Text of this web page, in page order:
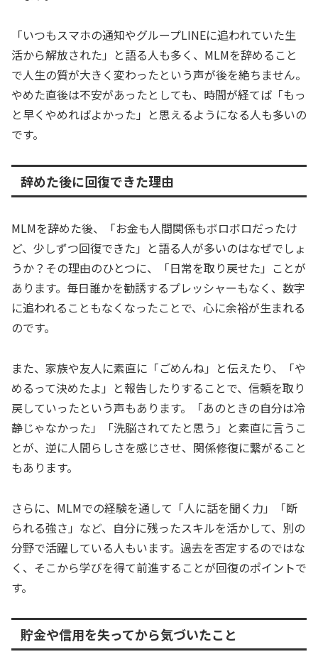
「いつもスマホの通知やグループLINEに追われていた生
活から解放された」と語る人も多く、MLMを辞めること
で人生の質が大きく変わったという声が後を絶ちません。
やめた直後は不安があったとしても、時間が経てば「もっ
と早くやめればよかった」と思えるようになる人も多いの
です。
辞めた後に回復できた理由
MLMを辞めた後、「お金も人間関係もボロボロだったけ
ど、少しずつ回復できた」と語る人が多いのはなぜでしょ
うか？その理由のひとつに、「日常を取り戻せた」ことが
あります。毎日誰かを勧誘するプレッシャーもなく、数字
に追われることもなくなったことで、心に余裕が生まれる
のです。
また、家族や友人に素直に「ごめんね」と伝えたり、「や
めるって決めたよ」と報告したりすることで、信頼を取り
戻していったという声もあります。「あのときの自分は冷
静じゃなかった」「洗脳されてたと思う」と素直に言うこ
とが、逆に人間らしさを感じさせ、関係修復に繋がること
もあります。
さらに、MLMでの経験を通して「人に話を聞く力」「断
られる強さ」など、自分に残ったスキルを活かして、別の
分野で活躍している人もいます。過去を否定するのではな
く、そこから学びを得て前進することが回復のポイントで
す。
貯金や信用を失ってから気づいたこと